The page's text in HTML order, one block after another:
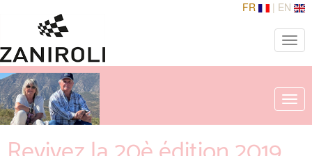
FR | EN
Toggle